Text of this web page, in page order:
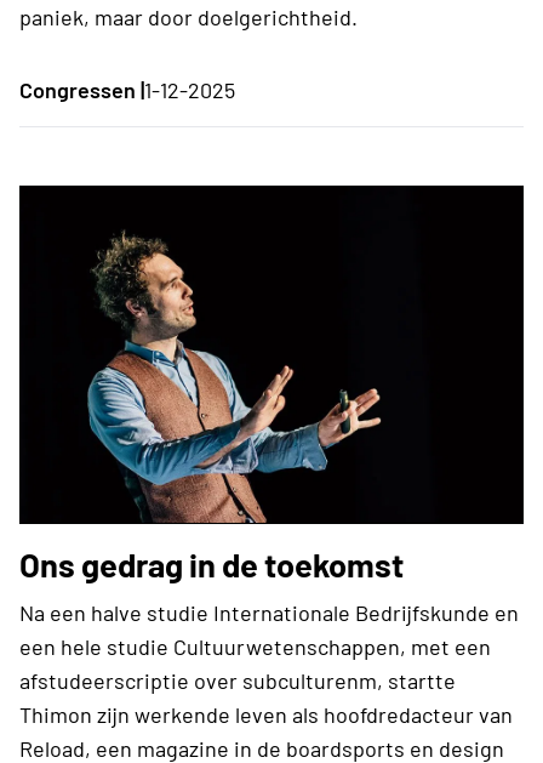
paniek, maar door doelgerichtheid.
Congressen |1-12-2025
Ons gedrag in de toekomst
Na een halve studie Internationale Bedrijfskunde en
een hele studie Cultuurwetenschappen, met een
afstudeerscriptie over subculturenm, startte
Thimon zijn werkende leven als hoofdredacteur van
Reload, een magazine in de boardsports en design